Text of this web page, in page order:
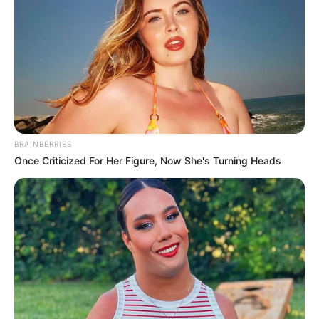
Deutschlandweit Veranstaltung kostenlos
Wäre es nicht besser, wenn sich die Präsidenten und
Generäle mit Knüppeln gegenseitig erschlagen würden,
statt mit ihren Herdenarmeen so viele andere Menschen
zu ermorden?
weitere Kalauer
BRAINBERRIES
Once Criticized For Her Figure, Now She's Turning Heads